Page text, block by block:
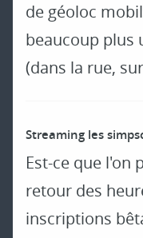
de géoloc
beaucoup plus
(dans la rue,
Streaming les
Est-ce que l'on
retour des
inscriptions